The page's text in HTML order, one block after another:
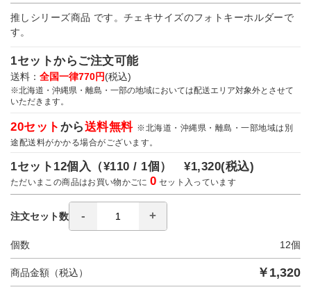
推しシリーズ商品 です。チェキサイズのフォトキーホルダーで
す。
1セットからご注文可能
送料： 全国一律770円(税込)
※北海道・沖縄県・離島・一部の地域においては配送エリア対象外とさせて
いただきます。
20セット から送料無料 ※北海道・沖縄県・離島・一部地域は別
途配送料がかかる場合がございます。
1セット12個入（¥110 / 1個）¥1,320(税込)
ただいまこの商品はお買い物かごに0 セット入っています
注文セット数
個数 12個
商品金額（税込） ￥ 1,320